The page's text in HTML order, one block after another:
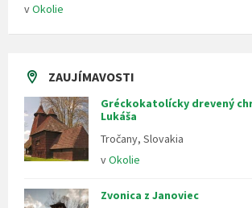
vOkolie
ZAUJÍMAVOSTI
Gréckokatolícky drevený
Lukáša
Tročany, Slovakia
vOkolie
Zvonica z Janoviec